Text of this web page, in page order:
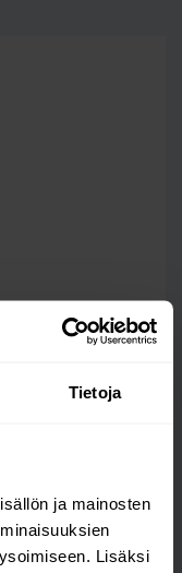
Tietoja
ja mainosten
Lisäksi